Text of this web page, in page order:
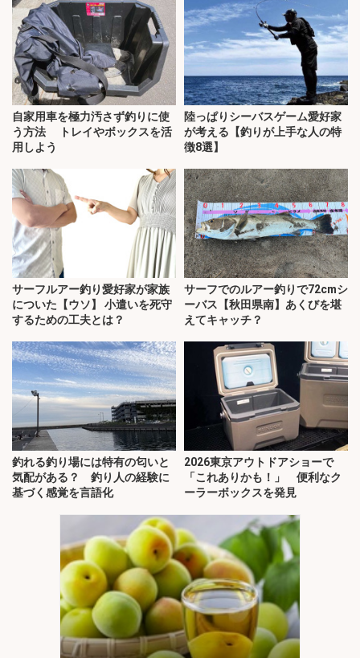
自家用車を極力汚さず釣りに使
う方法 トレイやボックスを活
用しよう
陸っぱりシーバスゲーム愛好家
が考える【釣りが上手な人の特
徴8選】
サーフルアー釣り愛好家が家族
についた【ウソ】 小遣いを死守
するための工夫とは？
サーフでのルアー釣りで72cmシ
ーバス【秋田県南】あくびを堪
えてキャッチ？
釣れる釣り場には特有の匂いと
気配がある？ 釣り人の経験に
基づく感覚を言語化
2026東京アウトドアショーで
「これありかも！」 便利なク
ーラーボックスを発見